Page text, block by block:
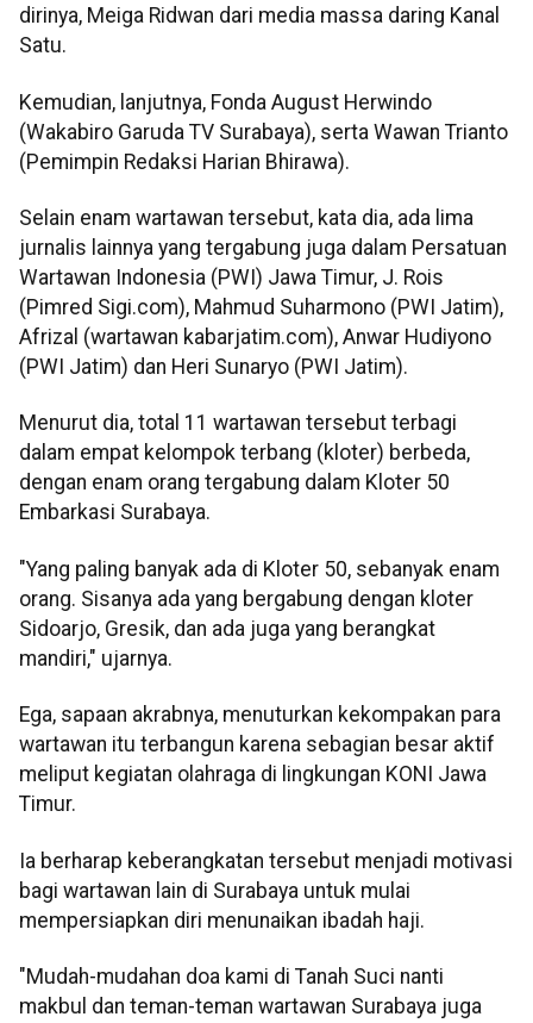
dirinya, Meiga Ridwan dari media massa daring Kanal
Satu.
Kemudian, lanjutnya, Fonda August Herwindo
(Wakabiro Garuda TV Surabaya), serta Wawan Trianto
(Pemimpin Redaksi Harian Bhirawa).
Selain enam wartawan tersebut, kata dia, ada lima
jurnalis lainnya yang tergabung juga dalam Persatuan
Wartawan Indonesia (PWI) Jawa Timur, J. Rois
(Pimred Sigi.com), Mahmud Suharmono (PWI Jatim),
Afrizal (wartawan kabarjatim.com), Anwar Hudiyono
(PWI Jatim) dan Heri Sunaryo (PWI Jatim).
Menurut dia, total 11 wartawan tersebut terbagi
dalam empat kelompok terbang (kloter) berbeda,
dengan enam orang tergabung dalam Kloter 50
Embarkasi Surabaya.
"Yang paling banyak ada di Kloter 50, sebanyak enam
orang. Sisanya ada yang bergabung dengan kloter
Sidoarjo, Gresik, dan ada juga yang berangkat
mandiri," ujarnya.
Ega, sapaan akrabnya, menuturkan kekompakan para
wartawan itu terbangun karena sebagian besar aktif
meliput kegiatan olahraga di lingkungan KONI Jawa
Timur.
Ia berharap keberangkatan tersebut menjadi motivasi
bagi wartawan lain di Surabaya untuk mulai
mempersiapkan diri menunaikan ibadah haji.
"Mudah-mudahan doa kami di Tanah Suci nanti
makbul dan teman-teman wartawan Surabaya juga